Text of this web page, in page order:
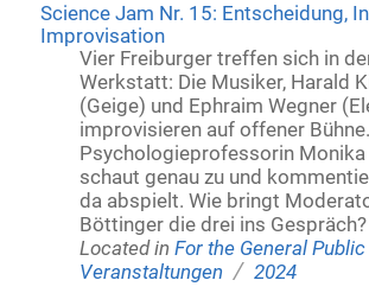
Science Jam Nr. 15: Entscheidung,
Improvisation
Vier Freiburger treffen sich in
Werkstatt: Die Musiker, Harald
(Geige) und Ephraim Wegner
improvisieren auf offener
Psychologieprofessorin Monika
schaut genau zu und
da abspielt. Wie bringt
Böttinger die drei ins Gespräch?
Located inFor the General Public
Veranstaltungen / 2024